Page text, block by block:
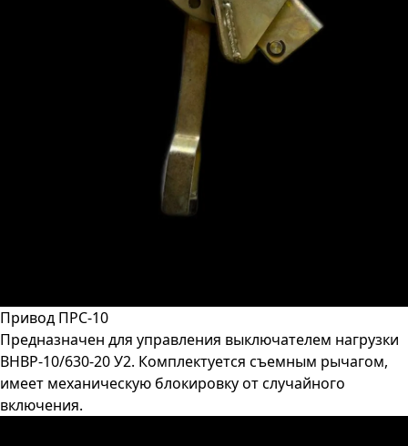
Привод ПРС-10
Предназначен для управления выключателем нагрузки
ВНВР-10/630-20 У2. Комплектуется съемным рычагом,
имеет механическую блокировку от случайного
включения.